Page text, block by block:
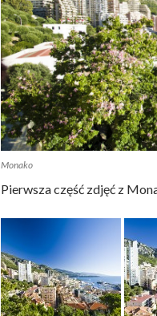
Monako
Pierwsza część zdjęć z